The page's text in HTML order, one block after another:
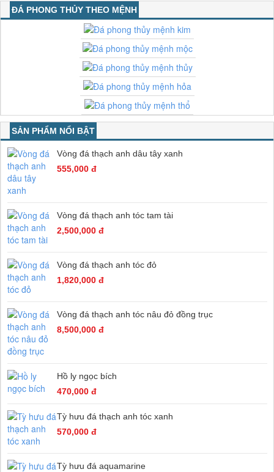
ĐÁ PHONG THỦY THEO MỆNH
SẢN PHẨM NỔI BẬT
Vòng đá thạch anh dâu tây xanh
555,000 đ
Vòng đá thạch anh tóc tam tài
2,500,000 đ
Vòng đá thạch anh tóc đỏ
1,820,000 đ
Vòng đá thạch anh tóc nâu đỏ đồng trục
8,500,000 đ
Hồ ly ngọc bích
470,000 đ
Tỳ hưu đá thạch anh tóc xanh
570,000 đ
Tỳ hưu đá aquamarine